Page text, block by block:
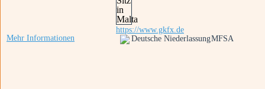
https://www.gkfx.de
Mehr Informationen Deutsche NiederlassungMFSA